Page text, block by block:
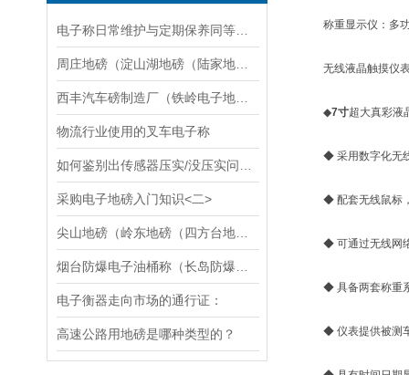
物流行业使用的叉车电子称
采购电子地磅入门知识<二>
电子衡器走向市场的通行证：
高速公路用地磅是哪种类型的？
称重显示仪：多
无线液晶触摸仪
◆7寸超大真彩液
◆ 采用数字化无线
◆ 配套无线鼠标，
◆ 可通过无线网络
◆ 具备两套称重系
◆ 仪表提供被测车